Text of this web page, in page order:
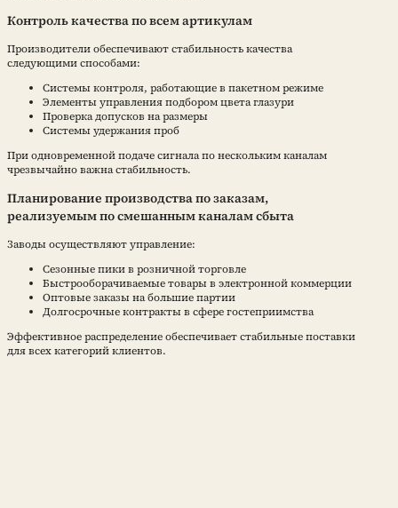
Контроль качества по всем артикулам
Производители обеспечивают стабильность качества
следующими способами:
Системы контроля, работающие в пакетном режиме
Элементы управления подбором цвета глазури
Проверка допусков на размеры
Системы удержания проб
При одновременной подаче сигнала по нескольким каналам
чрезвычайно важна стабильность.
Планирование производства по заказам,
реализуемым по смешанным каналам сбыта
Заводы осуществляют управление:
Сезонные пики в розничной торговле
Быстрооборачиваемые товары в электронной коммерции
Оптовые заказы на большие партии
Долгосрочные контракты в сфере гостеприимства
Эффективное распределение обеспечивает стабильные поставки
для всех категорий клиентов.